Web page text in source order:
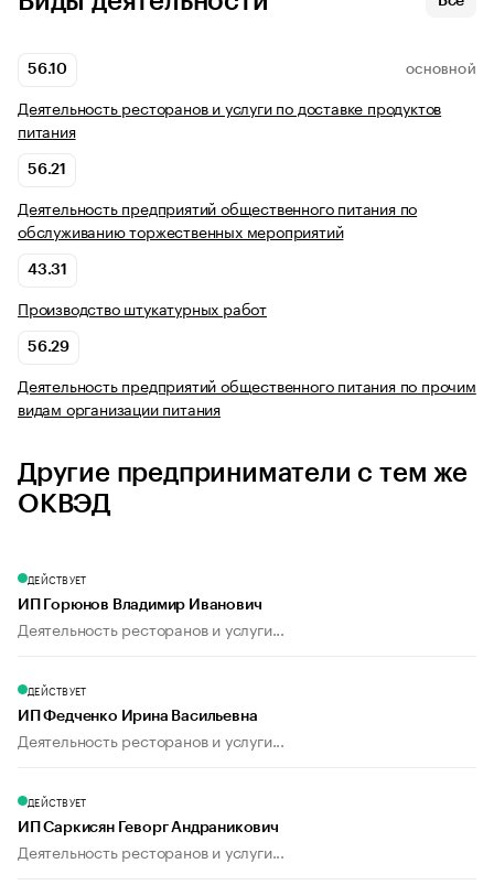
56.10 ОСНОВНОЙ
Деятельность ресторанов и услуги по доставке продуктов
питания
56.21
Деятельность предприятий общественного питания по
обслуживанию торжественных мероприятий
43.31
Производство штукатурных работ
56.29
Деятельность предприятий общественного питания по прочим
видам организации питания
Другие предприниматели с тем же
ОКВЭД
ДЕЙСТВУЕТ
ИП Горюнов Владимир Иванович
Деятельность ресторанов и услуги...
ДЕЙСТВУЕТ
ИП Федченко Ирина Васильевна
Деятельность ресторанов и услуги...
ДЕЙСТВУЕТ
ИП Саркисян Геворг Андраникович
Деятельность ресторанов и услуги...